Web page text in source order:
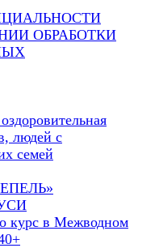
ОБРАБОТКИ
людей с
семей
курс в Межводном